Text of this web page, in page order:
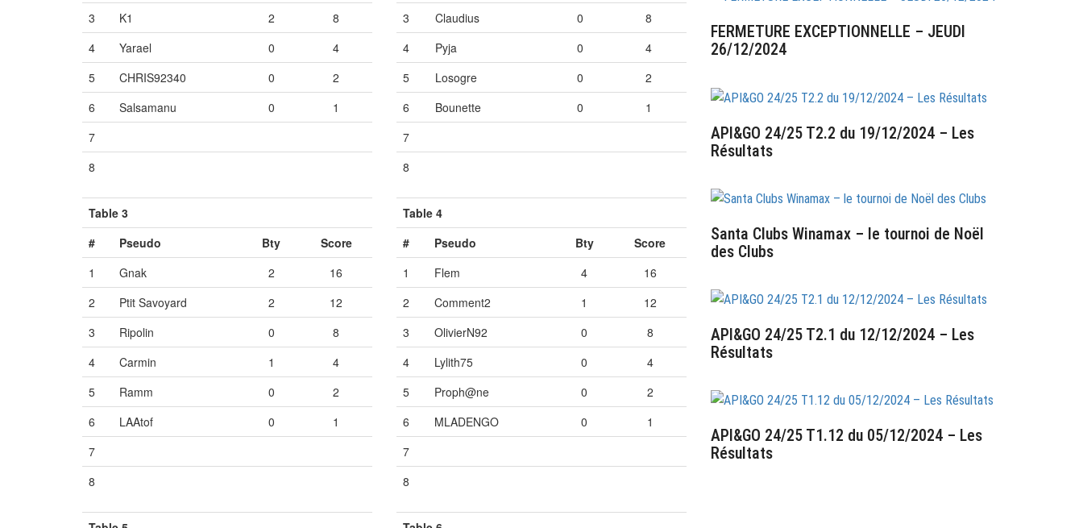
3
K1 2
8
4
Yarael 0
4
5
CHRIS92340 0
2
6
Salsamanu 0
1
7
8
3
Claudius 0
8
4
Pyja 0
4
5
Losogre 0
2
6
Bounette 0
1
7
8
Table 3
#
Pseudo Bty
Score
1
Gnak 2
16
2
Ptit Savoyard 2
12
3
Ripolin 0
8
4
Carmin 1
4
5
Ramm 0
2
6
LAAtof 0
1
7
8
Table 4
#
Pseudo Bty
Score
1
Flem 4
16
2
Comment2 1
12
3
OlivierN92 0
8
4
Lylith75 0
4
5
Proph@ne 0
2
6
MLADENGO 0
1
7
8
FERMETURE EXCEPTIONNELLE – JEUDI
26/12/2024
API&GO 24/25 T2.2 du 19/12/2024 – Les
Résultats
Santa Clubs Winamax – le tournoi de Noël
des Clubs
API&GO 24/25 T2.1 du 12/12/2024 – Les
Résultats
API&GO 24/25 T1.12 du 05/12/2024 – Les
Résultats